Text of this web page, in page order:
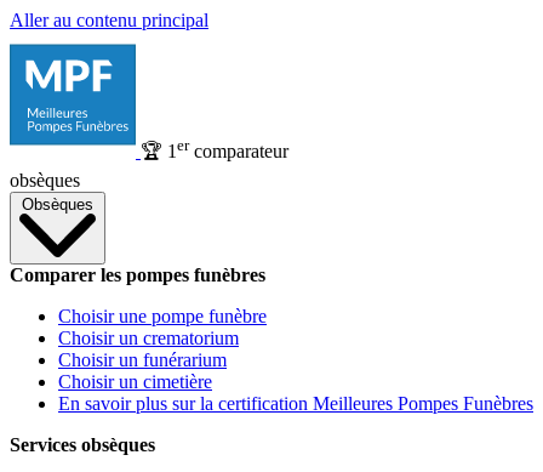
Aller au contenu principal
🏆 1 ercomparateur
obsèques
Obsèques
Comparer les pompes funèbres
Choisir une pompe funèbre
Choisir un crematorium
Choisir un funérarium
Choisir un cimetière
En savoir plus sur la certification Meilleures Pompes Funèbres
Services obsèques